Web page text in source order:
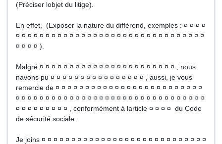
(Préciser lobjet du litige).
En effet, (Exposer la nature du différend, exemples : ¤ ¤ ¤ ¤
¤ ¤ ¤ ¤ ¤ ¤ ¤ ¤ ¤ ¤ ¤ ¤ ¤ ¤ ¤ ¤ ¤ ¤ ¤ ¤ ¤ ¤ ¤ ¤ ¤ ¤ ¤ ¤ ¤ ¤ ¤ ¤
¤ ¤ ¤ ¤ ).
Malgré ¤ ¤ ¤ ¤ ¤ ¤ ¤ ¤ ¤ ¤ ¤ ¤ ¤ ¤ ¤ ¤ ¤ ¤ ¤ ¤ ¤ ¤ ¤ , nous
navons pu ¤ ¤ ¤ ¤ ¤ ¤ ¤ ¤ ¤ ¤ ¤ ¤ ¤ ¤ ¤ ¤ , aussi, je vous
remercie de ¤ ¤ ¤ ¤ ¤ ¤ ¤ ¤ ¤ ¤ ¤ ¤ ¤ ¤ ¤ ¤ ¤ ¤ ¤ ¤ ¤ ¤ ¤ ¤ ¤
¤ ¤ ¤ ¤ ¤ ¤ ¤ ¤ ¤ ¤ ¤ ¤ ¤ ¤ ¤ ¤ ¤ ¤ ¤ ¤ ¤ ¤ ¤ ¤ ¤ ¤ ¤ ¤ ¤ ¤ ¤ ¤
¤ ¤ ¤ ¤ ¤ ¤ ¤ ¤ ¤ , conformément à larticle ¤ ¤ ¤ ¤ du Code
de sécurité sociale.
Je joins ¤ ¤ ¤ ¤ ¤ ¤ ¤ ¤ ¤ ¤ ¤ ¤ ¤ ¤ ¤ ¤ ¤ ¤ ¤ ¤ ¤ ¤ ¤ ¤ ¤ ¤ ¤ ¤